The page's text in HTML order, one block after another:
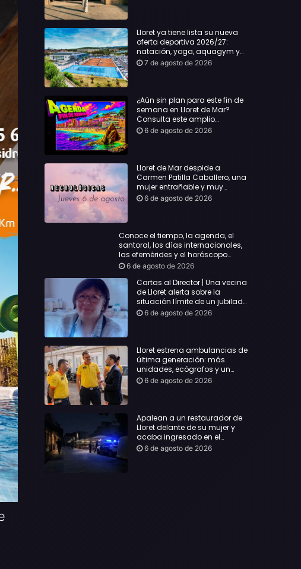
Lloret ya tiene lista su nueva
oferta deportiva 2026/27:
natación, yoga, aquagym y
decenas de actividades para
7 de agosto de 2026
¿Aún sin plan para este fin de
semana en Lloret de Mar?
Consulta este amplio
recopilatorio de planes:
6 de agosto de 2026
Lloret de Mar despide a
Carmen Patilla Caballero, una
mujer entrañable y muy
querida
6 de agosto de 2026
Conoce el tiempo, la agenda, el
santoral, los días internacionales,
las efemérides y el horóscopo…
6 de agosto de 2026
Cartas al Director | Una vecina
de Lloret alerta sobre la
situación límite de un jubilado
de 65 años y pide una
6 de agosto de 2026
Lloret estrena ambulancias de
última generación: más
unidades, ecógrafos y un
servicio reforzado las 24 horas
6 de agosto de 2026
Apalean a un restaurador de
Lloret delante de su mujer y
acaba ingresado en el
Hospital Vall d’Hebron
6 de agosto de 2026